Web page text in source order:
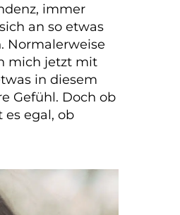
immer
an so etwas
Normalerweise
mich jetzt mit
in diesem
Gefühl. Doch ob
es egal, ob